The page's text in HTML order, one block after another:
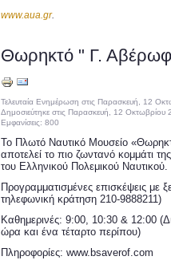
www.aua.gr.
Θωρηκτό " Γ.
Τελευταία Ενημέρωση στις Παρασκευή, 12
Δημοσιεύτηκε στις Παρασκευή, 12
Εμφανίσεις: 800
To Πλωτό Ναυτικό Μουσείο
αποτελεί το πιο ζωντανό κομμάτι
του Ελληνικού Πολεμικού Ναυτικού.
Προγραμματισμένες επισκέψεις με
τηλεφωνική κράτηση 210-9888211)
Καθημερινές: 9:00, 10:30 & 12:00
ώρα και ένα τέταρτο περίπου)
Πληροφορίες: www.bsaverof.com